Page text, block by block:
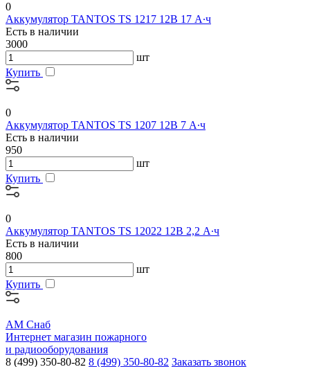
0
Аккумулятор TANTOS TS 1217 12В 17 А∙ч
Есть в наличии
3000
шт
Купить
0
Аккумулятор TANTOS TS 1207 12В 7 А∙ч
Есть в наличии
950
шт
Купить
0
Аккумулятор TANTOS TS 12022 12В 2,2 А∙ч
Есть в наличии
800
шт
Купить
АМ Снаб
Интернет магазин пожарного
и радиооборудования
8 (499) 350-80-82 8 (499) 350-80-82 Заказать звонок